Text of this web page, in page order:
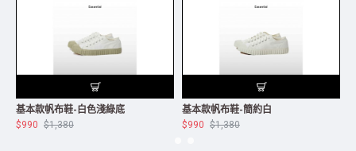
基本款帆布鞋-白色淺綠底
$990 $1,380
基本款帆布鞋-簡約白
$990 $1,380